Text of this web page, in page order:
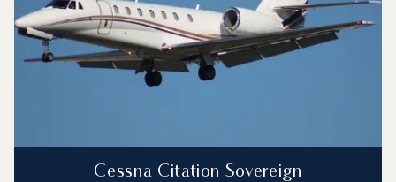
Cessna Citation Sovereign